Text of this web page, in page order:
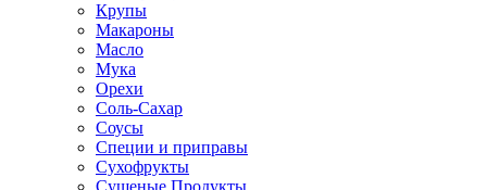
Крупы
Макароны
Масло
Мука
Орехи
Соль-Сахар
Соусы
Специи и приправы
Сухофрукты
Сушеные Продукты